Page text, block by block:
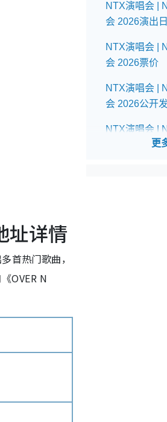
址详情
首热门歌曲，
OVER N
NTX演唱会 |
会 2026演出
NTX演唱会 |
会 2026票价
NTX演唱会 |
会 2026公开
NTX演唱会 |
会 2026预测